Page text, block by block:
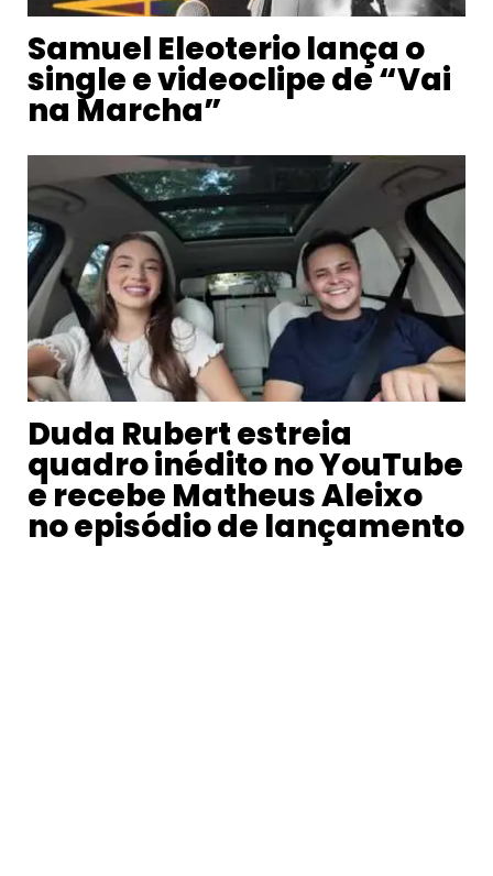
Samuel Eleoterio lança o
single e videoclipe de “Vai
na Marcha”
Duda Rubert estreia
quadro inédito no YouTube
e recebe Matheus Aleixo
no episódio de lançamento